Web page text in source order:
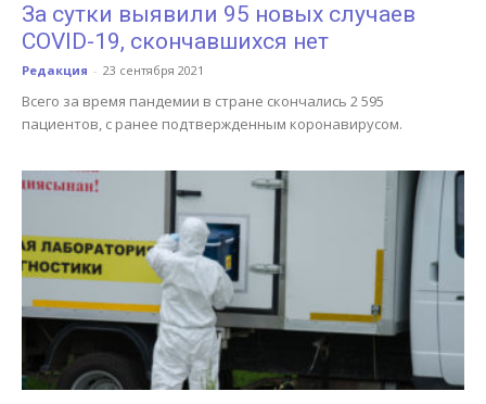
За сутки выявили 95 новых случаев
COVID-19, скончавшихся нет
Редакция - 23 сентября 2021
Всего за время пандемии в стране скончались 2 595
пациентов, с ранее подтвержденным коронавирусом.